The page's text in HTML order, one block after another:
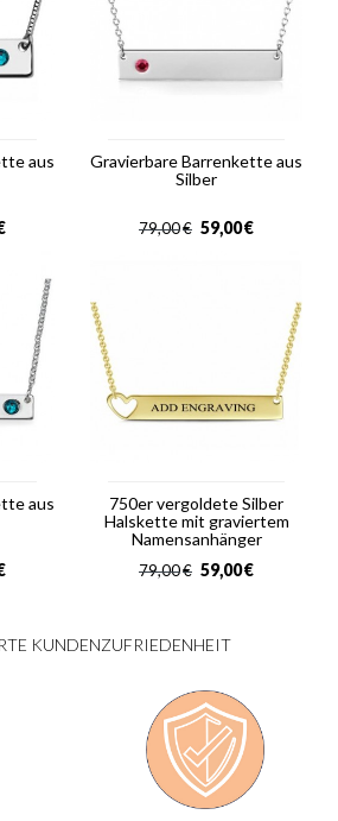
aus
Gravierbare Barrenkette aus
Silber
€
79,00 €
59,00
aus
750er vergoldete Silber
Halskette mit graviertem
Namensanhänger
€
79,00 €
59,00
KUNDENZUFRIEDENHEIT